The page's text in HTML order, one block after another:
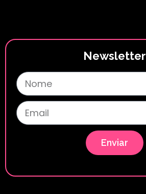
Newsletter
Enviar